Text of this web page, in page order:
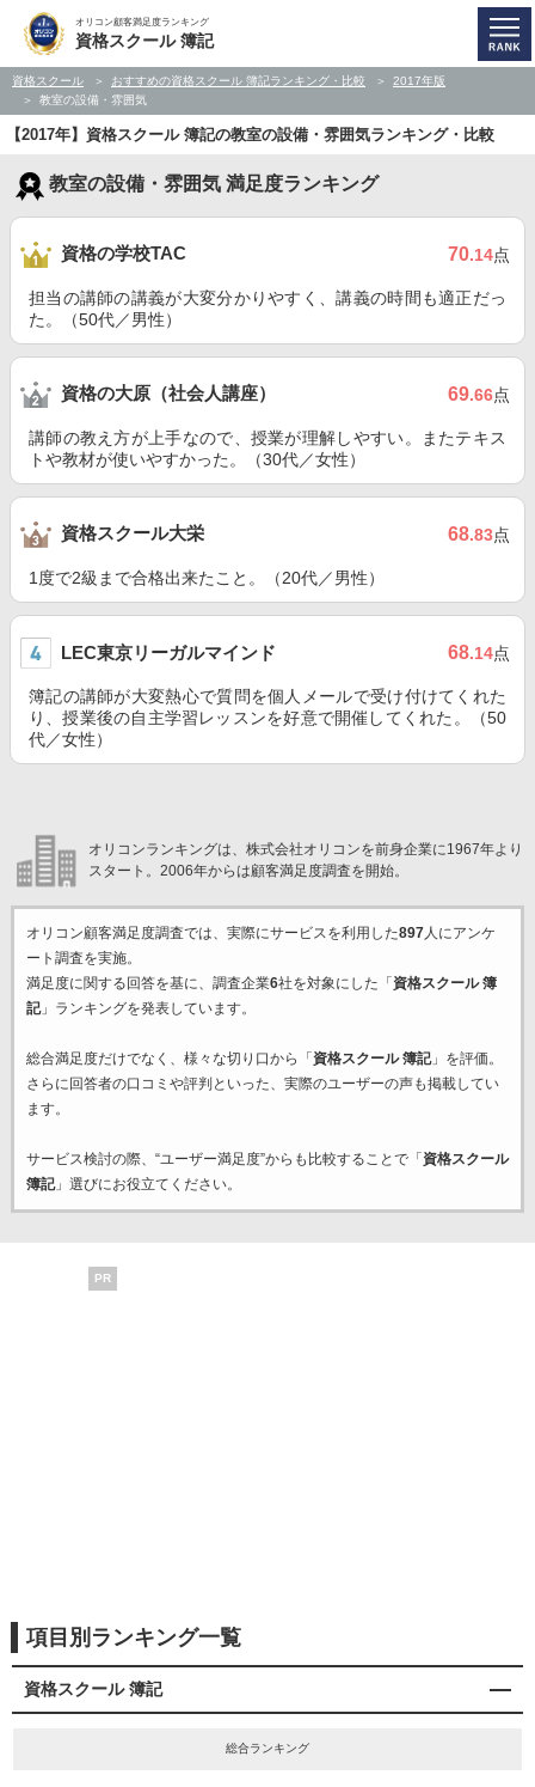
オリコン顧客満足度ランキング
資格スクール 簿記
資格スクール おすすめの資格スクール 簿記ランキング・比較
2017年版
教室の設備・雰囲気
【2017年】資格スクール 簿記の教室の設備・雰囲気ランキング・比較
教室の設備・雰囲気 満足度ランキング
資格の学校TAC 70.14点
担当の講師の講義が大変分かりやすく、講義の時間も適正だっ
た。（50代／男性）
資格の大原（社会人講座） 69.66点
講師の教え方が上手なので、授業が理解しやすい。またテキス
トや教材が使いやすかった。（30代／女性）
資格スクール大栄 68.83点
1度で2級まで合格出来たこと。（20代／男性）
LEC東京リーガルマインド 68.14点
簿記の講師が大変熱心で質問を個人メールで受け付けてくれた
り、授業後の自主学習レッスンを好意で開催してくれた。（50
代／女性）
オリコンランキングは、株式会社オリコンを前身企業に1967年より
スタート。2006年からは顧客満足度調査を開始。
オリコン顧客満足度調査では、実際にサービスを利用した897人にアンケ
ート調査を実施。
満足度に関する回答を基に、調査企業6社を対象にした「 資格スクール 簿
記」ランキングを発表しています。
総合満足度だけでなく、様々な切り口から「 資格スクール 簿記」を評価。
さらに回答者の口コミや評判といった、実際のユーザーの声も掲載してい
ます。
サービス検討の際、“ユーザー満足度”からも比較することで「 資格スクール
簿記」選びにお役立てください。
PR
項目別ランキング一覧
資格スクール 簿記
総合ランキング